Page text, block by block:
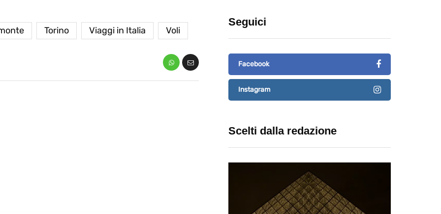
Torino Viaggi in Italia Voli
Seguici
Facebook
Instagram
Scelti dalla redazione